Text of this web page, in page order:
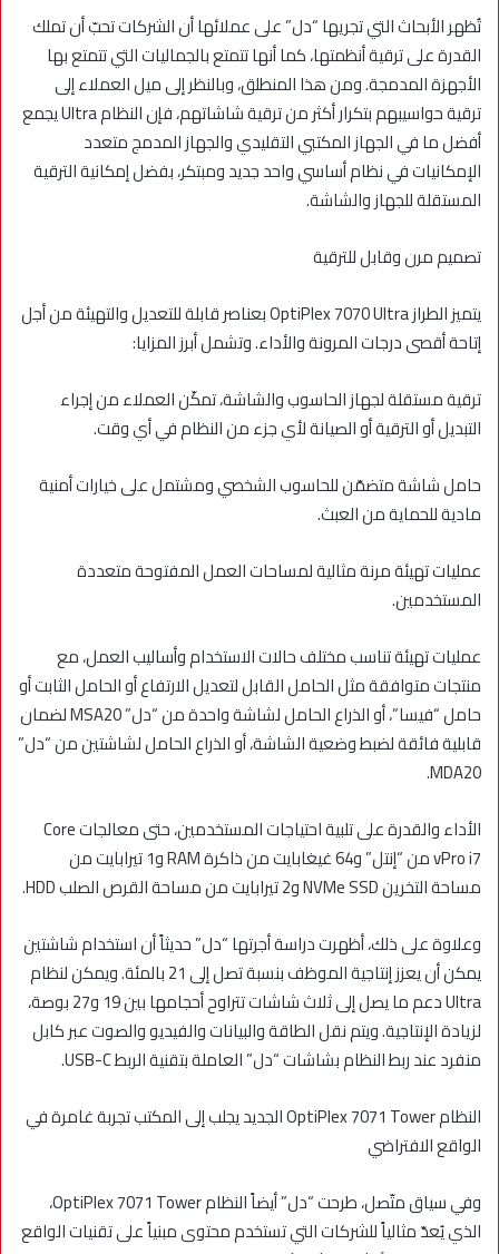
تُظهر الأبحاث التي تجريها “دل” على عملائها أن الشركات تحبّ أن تملك
القدرة على ترقية أنظمتها، كما أنها تتمتع بالجماليات التي تتمتع بها
الأجهزة المدمجة. ومن هذا المنطلق، وبالنظر إلى ميل العملاء إلى
ترقية حواسيبهم بتكرار أكثر من ترقية شاشاتهم، فإن النظام Ultra يجمع
أفضل ما في الجهاز المكتبي التقليدي والجهاز المدمج متعدد
الإمكانيات في نظام أساسي واحد جديد ومبتكر، بفضل إمكانية الترقية
المستقلة للجهاز والشاشة.
تصميم مرن وقابل للترقية
يتميز الطراز OptiPlex 7070 Ultra بعناصر قابلة للتعديل والتهيئة من أجل
إتاحة أقصى درجات المرونة والأداء. وتشمل أبرز المزايا:
ترقية مستقلة لجهاز الحاسوب والشاشة، تمكّن العملاء من إجراء
التبديل أو الترقية أو الصيانة لأي جزء من النظام في أي وقت.
حامل شاشة متضمّن للحاسوب الشخصي ومشتمل على خيارات أمنية
مادية للحماية من العبث.
عمليات تهيئة مرنة مثالية لمساحات العمل المفتوحة متعددة
المستخدمين.
عمليات تهيئة تناسب مختلف حالات الاستخدام وأساليب العمل، مع
منتجات متوافقة مثل الحامل القابل لتعديل الارتفاع أو الحامل الثابت أو
حامل “فيسا”، أو الذراع الحامل لشاشة واحدة من “دل” MSA20 لضمان
قابلية فائقة لضبط وضعية الشاشة، أو الذراع الحامل لشاشتين من “دل”
MDA20.
الأداء والقدرة على تلبية احتياجات المستخدمين، حتى معالجات Core
vPro i7 من “إنتل” و64 غيغابايت من ذاكرة RAM و1 تيرابايت من
مساحة التخرين NVMe SSD و2 تيرابايت من مساحة القرص الصلب HDD.
وعلاوة على ذلك، أظهرت دراسة أجرتها “دل” حديثاً أن استخدام شاشتين
يمكن أن يعزز إنتاجية الموظف بنسبة تصل إلى 21 بالمئة. ويمكن لنظام
Ultra دعم ما يصل إلى ثلاث شاشات تتراوح أحجامها بين 19 و27 بوصة،
لزيادة الإنتاجية. ويتم نقل الطاقة والبيانات والفيديو والصوت عبر كابل
منفرد عند ربط النظام بشاشات “دل” العاملة بتقنية الربط USB-C.
النظام OptiPlex 7071 Tower الجديد يجلب إلى المكتب تجربة غامرة في
الواقع الافتراضي
وفي سياق متّصل، طرحت “دل” أيضاً النظام OptiPlex 7071 Tower،
الذي يُعدّ مثالياً للشركات التي تستخدم محتوى مبنياً على تقنيات الواقع